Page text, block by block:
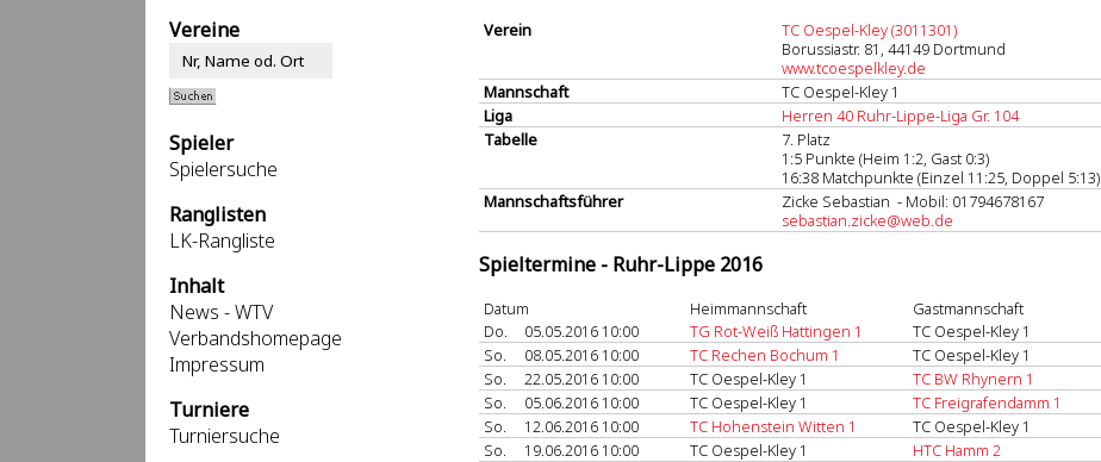
Vereine
Spieler
Spielersuche
Ranglisten
LK-Rangliste
Inhalt
News - WTV
Verbandshomepage
Impressum
Turniere
Turniersuche
Verein
TC Oespel-Kley (3011301)
Borussiastr. 81, 44149 Dortmund
www.tcoespelkley.de
Mannschaft
TC Oespel-Kley 1
Liga
Herren 40 Ruhr-Lippe-Liga Gr. 104
Tabelle
7. Platz
1:5 Punkte (Heim 1:2, Gast 0:3)
16:38 Matchpunkte (Einzel 11:25, Doppel 5:13)
Mannschaftsführer
Zicke Sebastian - Mobil: 01794678167
sebastian.zicke@web.de
Spieltermine - Ruhr-Lippe 2016
Datum Heimmannschaft Gastmannschaft
Do.
05.05.2016 10:00 TG Rot-Weiß Hattingen 1 TC Oespel-Kley 1
So.
08.05.2016 10:00 TC Rechen Bochum 1 TC Oespel-Kley 1
So.
22.05.2016 10:00 TC Oespel-Kley 1 TC BW Rhynern 1
So.
05.06.2016 10:00 TC Oespel-Kley 1 TC Freigrafendamm 1
So.
12.06.2016 10:00 TC Hohenstein Witten 1 TC Oespel-Kley 1
So.
19.06.2016 10:00 TC Oespel-Kley 1 HTC Hamm 2